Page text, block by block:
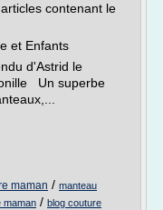
contenant le
et Enfants
d'Astrid le
Un superbe
maman / manteau
maman / blog couture